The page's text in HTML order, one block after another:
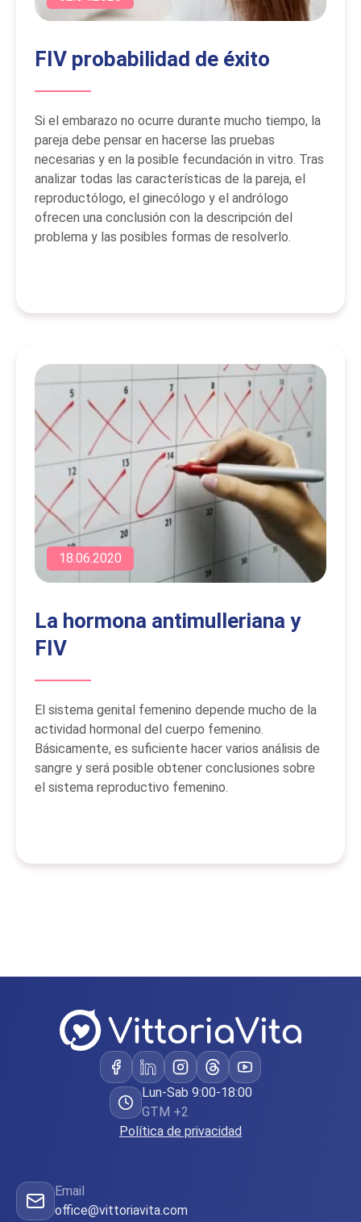
FIV probabilidad de éxito
Si el embarazo no ocurre durante mucho tiempo, la
pareja debe pensar en hacerse las pruebas
necesarias y en la posible fecundación in vitro. Tras
analizar todas las características de la pareja, el
reproductólogo, el ginecólogo y el andrólogo
ofrecen una conclusión con la descripción del
problema y las posibles formas de resolverlo.
18.06.2020
La hormona antimulleriana y
FIV
El sistema genital femenino depende mucho de la
actividad hormonal del cuerpo femenino.
Básicamente, es suficiente hacer varios análisis de
sangre y será posible obtener conclusiones sobre
el sistema reproductivo femenino.
Lun-Sab 9:00-18:00
GTM +2
Política de privacidad
Email
office@vittoriavita.com